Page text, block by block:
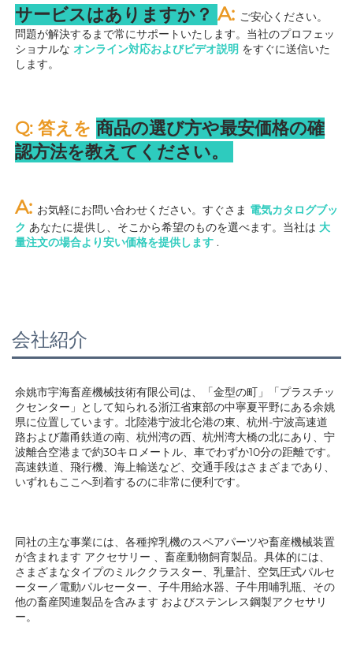
サービスはありますか？ A: ご安心ください。
問題が解決するまで常にサポートいたします。当社のプロフェッ
ショナルな オンライン対応およびビデオ説明 をすぐに送信いた
します。
Q: 答えを 商品の選び方や最安価格の確
認方法を教えてください。
A: お気軽にお問い合わせください。すぐさま 電気カタログブッ
ク あなたに提供し、そこから希望のものを選べます。当社は 大
量注文の場合より安い価格を提供します .
会社紹介
余姚市宇海畜産機械技術有限公司は、「金型の町」「プラスチッ
クセンター」として知られる浙江省東部の中寧夏平野にある余姚
県に位置しています。北陸港宁波北仑港の東、杭州-宁波高速道
路および蕭甬鉄道の南、杭州湾の西、杭州湾大橋の北にあり、宁
波離合空港まで約30キロメートル、車でわずか10分の距離です。
高速鉄道、飛行機、海上輸送など、交通手段はさまざまであり、
いずれもここへ到着するのに非常に便利です。
同社の主な事業には、各種搾乳機のスペアパーツや畜産機械装置
が含まれます アクセサリー 、畜産動物飼育製品。具体的には、
さまざまなタイプのミルククラスター、乳量計、空気圧式パルセ
ーター／電動パルセーター、子牛用給水器、子牛用哺乳瓶、その
他の畜産関連製品を含みます およびステンレス鋼製アクセサリ
ー。